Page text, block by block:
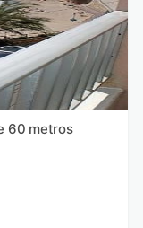
60 metros